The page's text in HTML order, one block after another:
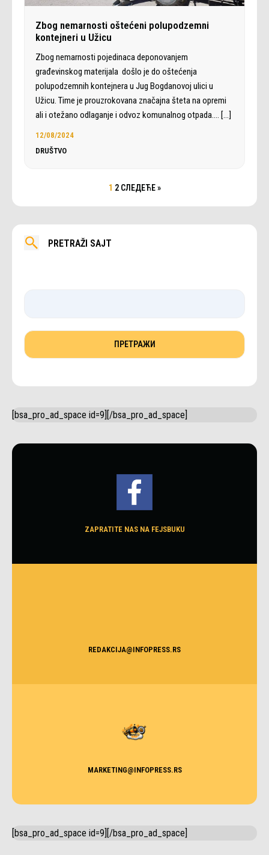
Zbog nemarnosti oštećeni polupodzemni
kontejneri u Užicu
Zbog nemarnosti pojedinaca deponovanjem
građevinskog materijala došlo je do oštećenja
polupodzemnih kontejnera u Jug Bogdanovoj ulici u
Užicu. Time je prouzrokovana značajna šteta na opremi
ali i otežano odlaganje i odvoz komunalnog otpada.… […]
12/08/2024
DRUŠTVO
1 2 СЛЕДЕЋЕ »
PRETRAŽI SAJT
[bsa_pro_ad_space id=9][/bsa_pro_ad_space]
ZAPRATITE NAS NA FEJSBUKU
REDAKCIJA@INFOPRESS.RS
MARKETING@INFOPRESS.RS
[bsa_pro_ad_space id=9][/bsa_pro_ad_space]